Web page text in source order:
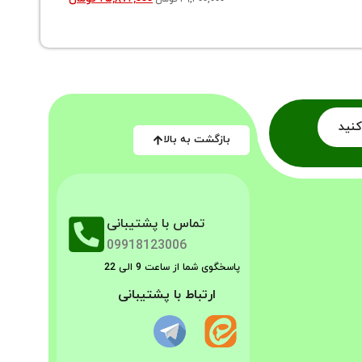
بازگشت به بالا
تماس با پشتیبانی
09918123006
پاسخگوی شما از ساعت 9 الی 22
ارتباط با پشتیبانی